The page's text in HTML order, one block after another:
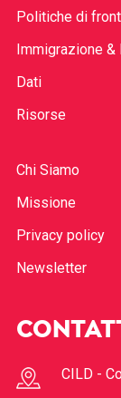
Politiche di
Immigrazione &
Dati
Risorse
Chi Siamo
Missione
Privacy policy
Newsletter
CILD -